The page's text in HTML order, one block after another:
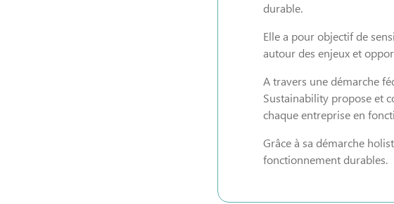
durable.
Elle a pour objectif de
autour des enjeux et
A travers une démarche
Sustainability propose et
chaque entreprise en
Grâce à sa démarche
fonctionnement durables.